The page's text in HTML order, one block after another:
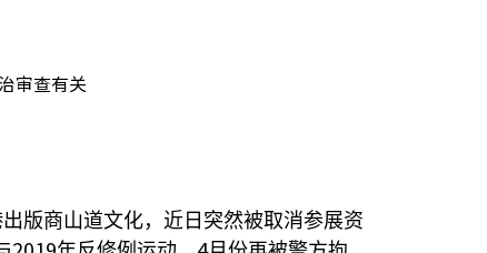
审查有关
版商山道文化，近日突然被取消参展资